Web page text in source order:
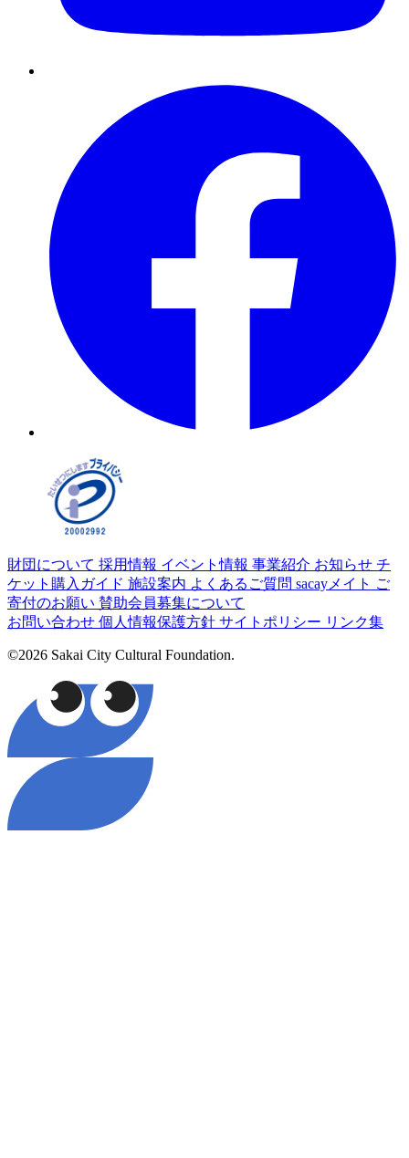
財団について 採用情報 イベント情報 事業紹介 お知らせ チ
ケット購入ガイド 施設案内 よくあるご質問 sacayメイト ご
寄付のお願い 賛助会員募集について
お問い合わせ 個人情報保護方針 サイトポリシー リンク集
©2026 Sakai City Cultural Foundation.